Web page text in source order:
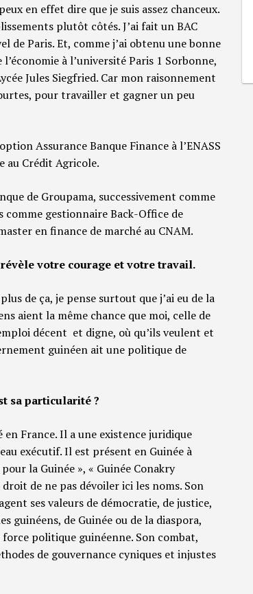
en effet dire que je suis assez chanceux.
plutôt côtés. J’ai fait un BAC
de Paris. Et, comme j’ai obtenu une bonne
à l’université Paris 1 Sorbonne,
Jules Siegfried. Car mon raisonnement
pour travailler et gagner un peu
Assurance Banque Finance à l’ENASS
au Crédit Agricole.
de Groupama, successivement comme
gestionnaire Back-Office de
en finance de marché au CNAM.
votre courage et votre travail.
de ça, je pense surtout que j’ai eu de la
aient la même chance que moi, celle de
décent et digne, où qu’ils veulent et
guinéen ait une politique de
sa particularité ?
en France. Il a une existence juridique
exécutif. Il est présent en Guinée à
la Guinée », « Guinée Conakry
de ne pas dévoiler ici les noms. Son
ses valeurs de démocratie, de justice,
guinéens, de Guinée ou de la diaspora,
politique guinéenne. Son combat,
de gouvernance cyniques et injustes